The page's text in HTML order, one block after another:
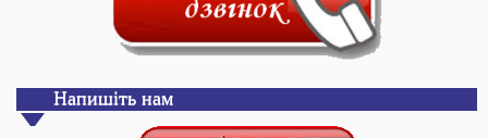
Напишіть нам